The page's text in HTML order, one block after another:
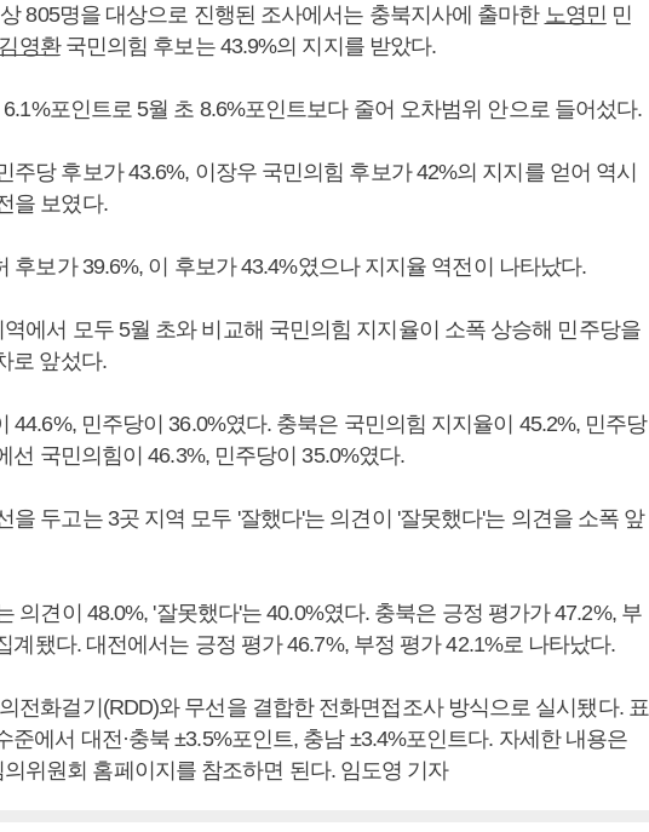
805명을 대상으로 진행된 조사에서는 충북지사에 출마한 노영민 민
김영환국민의힘 후보는 43.9%의 지지를 받았다.
포인트로 5월 초 8.6%포인트보다 줄어 오차범위 안으로 들어섰다.
주당 후보가 43.6%, 이장우 국민의힘 후보가 42%의 지지를 얻어 역시
을 보였다.
후보가 39.6%, 이 후보가 43.4%였으나 지지율 역전이 나타났다.
에서 모두 5월 초와 비교해 국민의힘 지지율이 소폭 상승해 민주당을
로 앞섰다.
44.6%, 민주당이 36.0%였다. 충북은 국민의힘 지지율이 45.2%, 민주당
선 국민의힘이 46.3%, 민주당이 35.0%였다.
을 두고는 3곳 지역 모두 '잘했다'는 의견이 '잘못했다'는 의견을 소폭 앞
의견이 48.0%, '잘못했다'는 40.0%였다. 충북은 긍정 평가가 47.2%, 부
계됐다. 대전에서는 긍정 평가 46.7%, 부정 평가 42.1%로 나타났다.
전화걸기(RDD)와 무선을 결합한 전화면접조사 방식으로 실시됐다. 표
준에서 대전·충북 ±3.5%포인트, 충남 ±3.4%포인트다. 자세한 내용은
위원회 홈페이지를 참조하면 된다. 임도영 기자